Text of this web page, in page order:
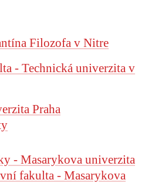
Filozofa v Nitre
- Technická univerzita v
Praha
- Masarykova univerzita
fakulta - Masarykova